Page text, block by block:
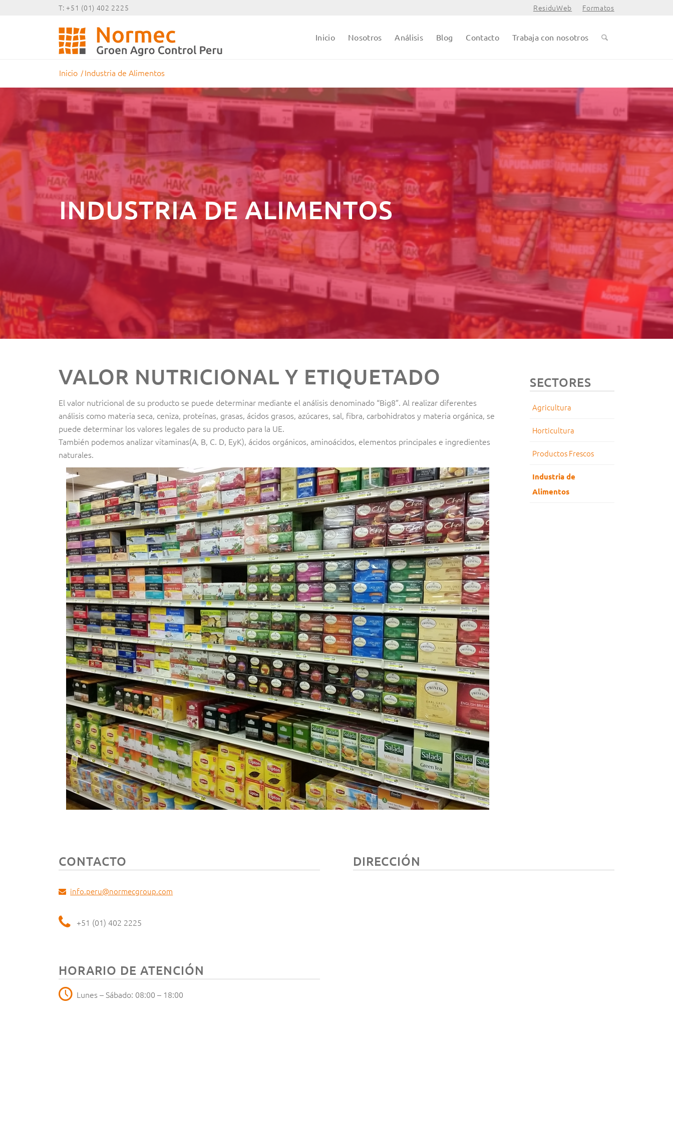
ResiduWeb Formatos
T: +51 (01) 402 2225
Inicio Nosotros Análisis Blog Contacto Trabaja con nosotros
Inicio /Industria de Alimentos
INDUSTRIA DE ALIMENTOS
VALOR NUTRICIONAL Y ETIQUETADO
El valor nutricional de su producto se puede determinar mediante el análisis denominado “Big8”. Al realizar diferentes
análisis como materia seca, ceniza, proteínas, grasas, ácidos grasos, azúcares, sal, fibra, carbohidratos y materia orgánica, se
puede determinar los valores legales de su producto para la UE.
También podemos analizar vitaminas(A, B, C. D, EyK), ácidos orgánicos, aminoácidos, elementos principales e ingredientes
naturales.
SECTORES
Agricultura
Horticultura
Productos Frescos
Industria de
Alimentos
CONTACTO
info.peru@normecgroup.com
+51 (01) 402 2225
HORARIO DE ATENCIÓN
Lunes – Sábado: 08:00 – 18:00
DIRECCIÓN